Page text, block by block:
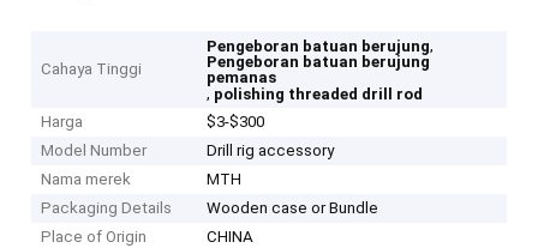
Cahaya Tinggi
Pengeboran batuan berujung,
Pengeboran batuan berujung
pemanas
, polishing threaded drill rod
Harga
$3-$300
Model Number
Drill rig accessory
Nama merek
MTH
Packaging Details
Wooden case or Bundle
Place of Origin
CHINA